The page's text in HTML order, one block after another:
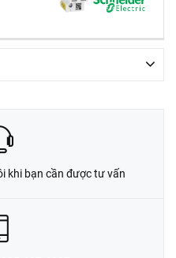
khi bạn cần được tư vấn